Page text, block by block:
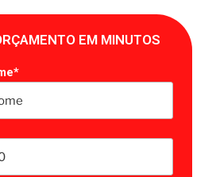
EM MINUTOS